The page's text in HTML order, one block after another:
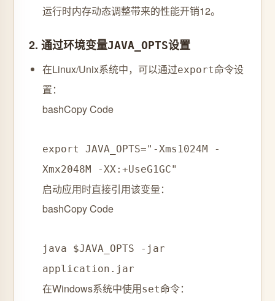
运行时内存动态调整带来的性能开销12。
2. ‌ 通过环境变量JAVA_OPTS设置
在Linux/Unix系统中，可以通过export命令设
置：
bashCopy Code
export JAVA_OPTS="-Xms1024M -
Xmx2048M -XX:+UseG1GC"
启动应用时直接引用该变量：
bashCopy Code
java $JAVA_OPTS -jar
application.jar
在Windows系统中使用set命令：